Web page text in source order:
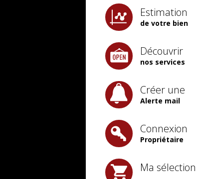
Estimation
de votre bien
Découvrir
nos services
Créer une
Alerte mail
Connexion
Propriétaire
Ma sélection